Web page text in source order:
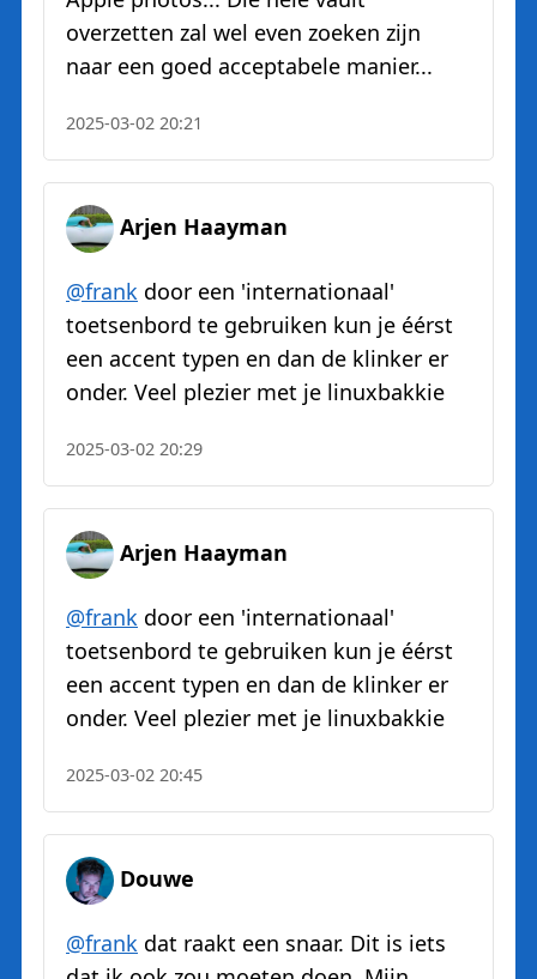
overzetten zal wel even zoeken zijn
naar een goed acceptabele manier...
2025-03-02 20:21
Arjen Haayman
@frank door een 'internationaal'
toetsenbord te gebruiken kun je éérst
een accent typen en dan de klinker er
onder. Veel plezier met je linuxbakkie
2025-03-02 20:29
Arjen Haayman
@frank door een 'internationaal'
toetsenbord te gebruiken kun je éérst
een accent typen en dan de klinker er
onder. Veel plezier met je linuxbakkie
2025-03-02 20:45
Douwe
@frank dat raakt een snaar. Dit is iets